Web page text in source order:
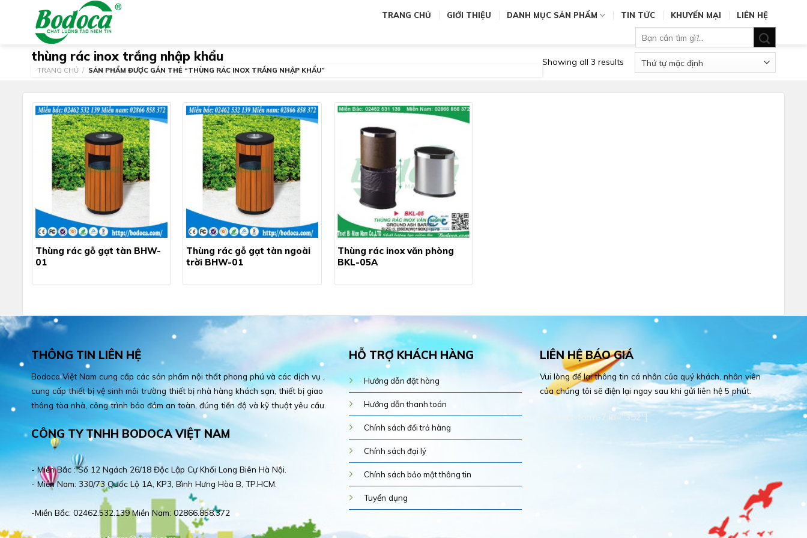
TRANG CHỦ GIỚI THIỆU DANH MỤC SẢN PHẨM TIN TỨC KHUYẾN MẠI
LIÊN HỆ
kiếm:
thùng rác inox trắng nhập khẩu
TRANG CHỦ / SẢN PHẨM ĐƯỢC GẮN THẺ “THÙNG RÁC INOX TRẮNG NHẬP KHẨU”
Showing all 3 results
Thùng rác gỗ gạt tàn BHW-
01
Thùng rác gỗ gạt tàn ngoài
trời BHW-01
Thùng rác inox văn phòng
BKL-05A
THÔNG TIN LIÊN HỆ
Bodoca Việt Nam cung cấp các sản phẩm nội thất phong phú và các dịch vụ ,
cung cấp thiết bị vệ sinh môi trường thiết bị nhà hàng khách sạn, thiết bị giao
thông tòa nhà, công trình bảo đảm an toàn, đúng tiến độ và kỹ thuật yêu cầu.
CÔNG TY TNHH BODOCA VIỆT NAM
- Miền Bắc : Số 12 Ngách 26/18 Độc Lập Cự Khối Long Biên Hà Nội.
- Miền Nam: 330/73 Quốc Lộ 1A, KP3, Bình Hưng Hòa B, TP.HCM.
-Miền Bắc: 02462.532.139 Miền Nam: 02866.858.372
HỖ TRỢ KHÁCH HÀNG
Hướng dẫn đặt hàng
Hướng dẫn thanh toán
Chính sách đổi trả hàng
Chính sách đại lý
Chính sách bảo mật thông tin
Tuyển dụng
LIÊN HỆ BÁO GIÁ
Vui lòng để lại thông tin cá nhân của quý khách, nhân viên
của chúng tôi sẽ điện lại ngay sau khi gửi liên hệ 5 phút.
[contact-form-7 id="352"]